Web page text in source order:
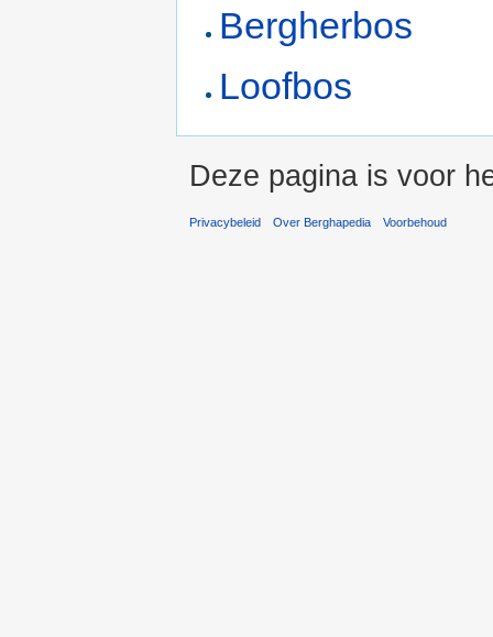
Bergherbos
Loofbos
Deze pagina is voor
Privacybeleid Over Berghapedia Voorbehoud